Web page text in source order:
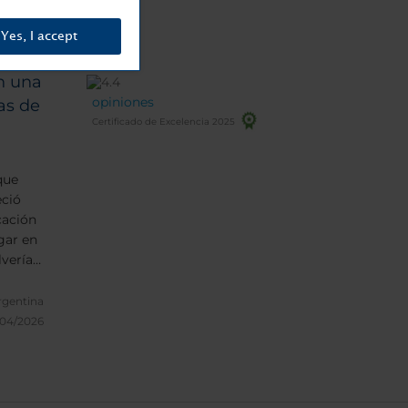
una
de
en
a
2026
opiniones
Certificado de Excelencia 2025
Yes, I accept